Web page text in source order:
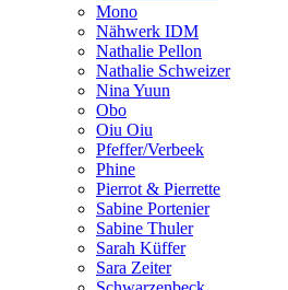
Mono
Nähwerk IDM
Nathalie Pellon
Nathalie Schweizer
Nina Yuun
Obo
Oiu Oiu
Pfeffer/Verbeek
Phine
Pierrot & Pierrette
Sabine Portenier
Sabine Thuler
Sarah Küffer
Sara Zeiter